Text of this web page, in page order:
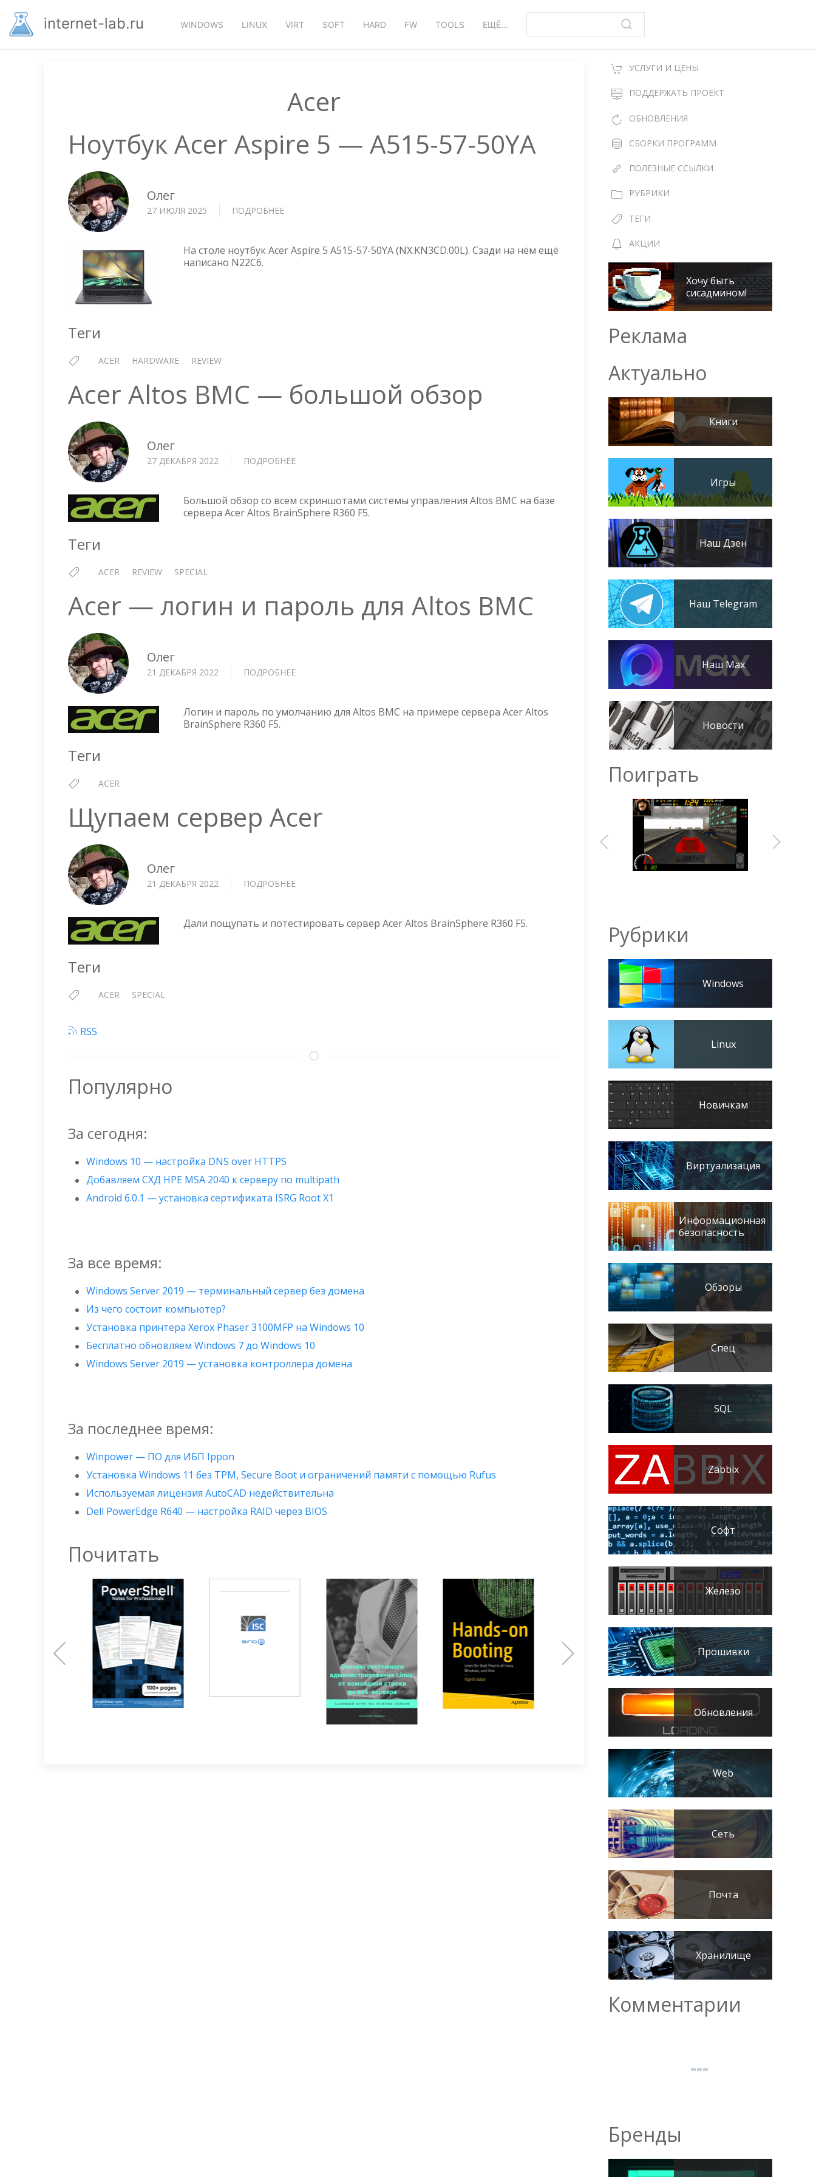
основномуinternet-lab.ru WINDOWS LINUX VIRT SOFT HARD FW TOOLS ЕЩЁ…
Acer
Ноутбук Acer Aspire 5 — A515-57-50YA
Олег
27 ИЮЛЯ 2025 ПОДРОБНЕЕ
ASPIRE
На столе ноутбук Acer Aspire 5 A515-57-50YA (NX.KN3CD.00L). Сзади на нём ещё
написано N22C6.
Теги
ACER HARDWARE REVIEW
Acer Altos BMC — большой обзор
Олег
27 ДЕКАБРЯ 2022 ПОДРОБНЕЕ
BMC
—
Большой обзор со всем скриншотами системы управления Altos BMC на базе
сервера Acer Altos BrainSphere R360 F5.
Теги
ACER REVIEW SPECIAL
Acer — логин и пароль для Altos BMC
Олег
21 ДЕКАБРЯ 2022 ПОДРОБНЕЕ
ЛОГИН
Логин и пароль по умолчанию для Altos BMC на примере сервера Acer Altos
BrainSphere R360 F5.
Теги
ACER
Щупаем сервер Acer
Олег
21 ДЕКАБРЯ 2022 ПОДРОБНЕЕ
ACER
Дали пощупать и потестировать сервер Acer Altos BrainSphere R360 F5.
Теги
ACER SPECIAL
RSS
Популярно
За сегодня:
Windows 10 — настройка DNS over HTTPS
Добавляем СХД HPE MSA 2040 к серверу по multipath
Android 6.0.1 — установка сертификата ISRG Root X1
За все время:
Windows Server 2019 — терминальный сервер без домена
Из чего состоит компьютер?
Установка принтера Xerox Phaser 3100MFP на Windows 10
Бесплатно обновляем Windows 7 до Windows 10
Windows Server 2019 — установка контроллера домена
За последнее время:
Winpower — ПО для ИБП Ippon
Установка Windows 11 без TPM, Secure Boot и ограничений памяти с помощью Rufus
Используемая лицензия AutoCAD недействительна
Dell PowerEdge R640 — настройка RAID через BIOS
Почитать
УСЛУГИ И ЦЕНЫ
ПОДДЕРЖАТЬ ПРОЕКТ
ОБНОВЛЕНИЯ
СБОРКИ ПРОГРАММ
ПОЛЕЗНЫЕ ССЫЛКИ
РУБРИКИ
ТЕГИ
АКЦИИ
Хочу быть
сисадмином!
Реклама
Актуально
Книги
Игры
Наш Дзен
Наш Telegram
Наш Max
Новости
Поиграть
Рубрики
Windows
Linux
Новичкам
Виртуализация
Информационная
безопасность
Обзоры
Спец
SQL
Zabbix
Софт
Железо
Прошивки
Обновления
Web
Сеть
Почта
Хранилище
Комментарии
Бренды